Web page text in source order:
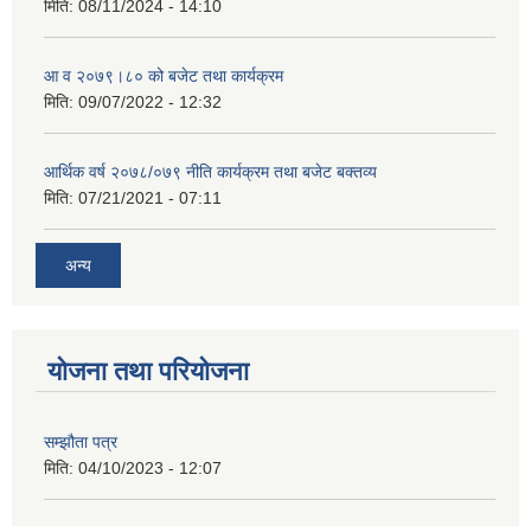
मिति: 08/11/2024 - 14:10
आ व २०७९।८० को बजेट तथा कार्यक्रम
मिति: 09/07/2022 - 12:32
आर्थिक वर्ष २०७८/०७९ नीति कार्यक्रम तथा बजेट बक्तव्य
मिति: 07/21/2021 - 07:11
अन्य
योजना तथा परियोजना
सम्झौता पत्र
मिति: 04/10/2023 - 12:07